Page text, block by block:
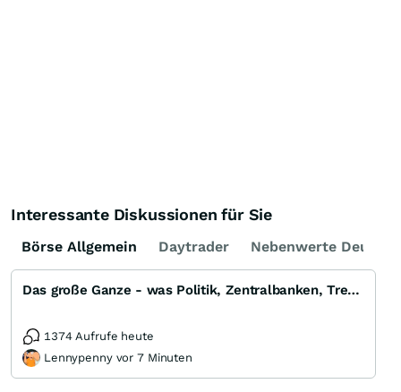
Interessante Diskussionen für Sie
Börse Allgemein Daytrader Nebenwerte
Das große Ganze - was Politik, Zentralbanken, Trends, Medien und Gesellschaft mit Aktien, Rohstoffen
1374 Aufrufe heute
Lennypenny vor 7 Minuten